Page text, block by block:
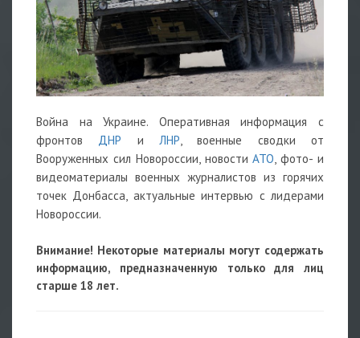
Война на Украине. Оперативная информация с
фронтов ДНР и ЛНР , военные сводки от
Вооруженных сил Новороссии, новостиАТО , фото- и
видеоматериалы военных журналистов из горячих
точек Донбасса, актуальные интервью с лидерами
Новороссии.
Внимание! Некоторые материалы могут содержать
информацию, предназначенную только для лиц
старше 18 лет.